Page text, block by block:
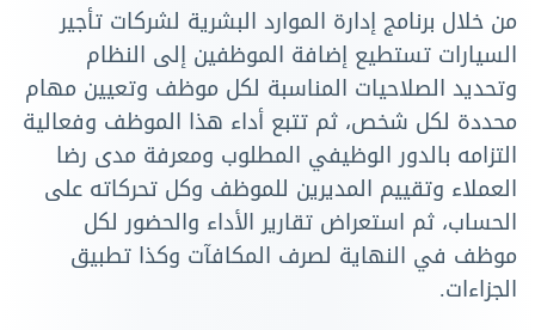
من خلال برنامج إدارة الموارد البشرية لشركات تأجير
السيارات تستطيع إضافة الموظفين إلى النظام
وتحديد الصلاحيات المناسبة لكل موظف وتعيين مهام
محددة لكل شخص، ثم تتبع أداء هذا الموظف وفعالية
التزامه بالدور الوظيفي المطلوب ومعرفة مدى رضا
العملاء وتقييم المديرين للموظف وكل تحركاته على
الحساب، ثم استعراض تقارير الأداء والحضور لكل
موظف في النهاية لصرف المكافآت وكذا تطبيق
الجزاءات.